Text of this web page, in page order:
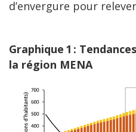
d’envergure pour
Graphique 1 :
la région MENA